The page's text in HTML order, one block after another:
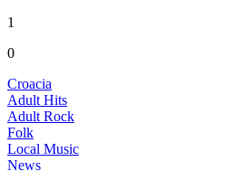
1
0
Croacia
Adult Hits
Adult Rock
Folk
Local Music
News